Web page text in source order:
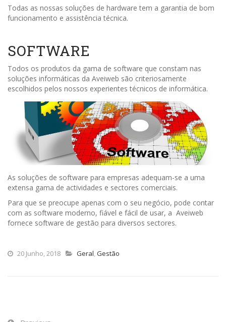
Todas as nossas soluções de hardware tem a garantia de bom
funcionamento e assistência técnica.
SOFTWARE
Todos os produtos da gama de software que constam nas
soluções informáticas da Aveiweb são criteriosamente
escolhidos pelos nossos experientes técnicos de informática.
As soluções de software para empresas adequam-se a uma
extensa gama de actividades e sectores comerciais.
Para que se preocupe apenas com o seu negócio, pode contar
com as software moderno, fiável e fácil de usar, a Aveiweb
fornece software de gestão para diversos sectores.
20 Junho, 2018 Geral, Gestão